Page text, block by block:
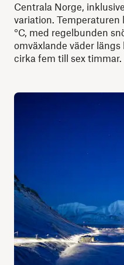
Centrala Norge,
variation. Temperaturen
°C, med regelbunden
omväxlande väder
cirka fem till sex timmar.